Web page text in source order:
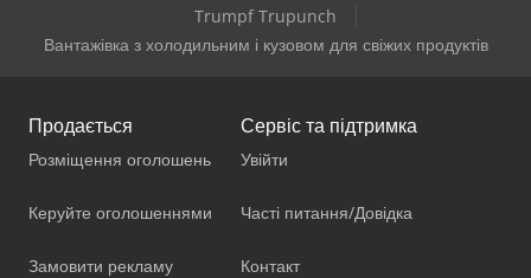
Trumpf Trupunch
Вантажівка з холодильним і кузовом для свіжих продуктів
Продається
Розміщення оголошень
Керуйте оголошеннями
Замовити рекламу
Сервіс та підтримка
Увійти
Часті питання/Довідка
Контакт